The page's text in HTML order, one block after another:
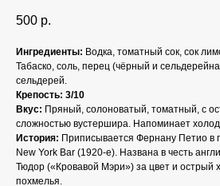
500 р.
Ингредиенты: Водка, томатный сок, сок
Табаско, соль, перец (чёрный и
сельдерей.
Крепость: 3/10
Вкус: Пряный, солоноватый, томатный, с
сложностью вустершира. Напоминает
История: Приписывается Фернану Петио в
New York Bar (1920-е). Названа в честь
Тюдор («Кровавой Мэри») за цвет и острый
похмелья.